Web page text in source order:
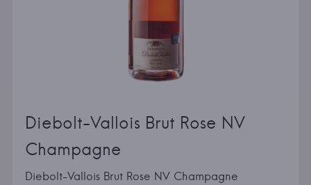
Diebolt-Vallois Brut Rose NV
Champagne
Diebolt-Vallois Brut Rose NV Champagne